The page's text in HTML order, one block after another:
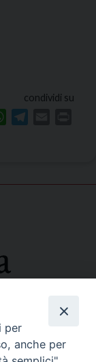
condividi su
WhatsApp
per
anche per